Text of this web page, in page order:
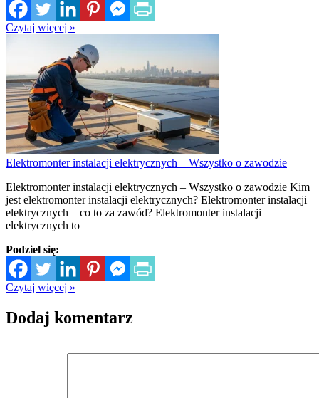
Czytaj więcej »
Elektromonter instalacji elektrycznych – Wszystko o zawodzie
Elektromonter instalacji elektrycznych – Wszystko o zawodzie Kim
jest elektromonter instalacji elektrycznych? Elektromonter instalacji
elektrycznych – co to za zawód? Elektromonter instalacji
elektrycznych to
Podziel się:
Czytaj więcej »
Dodaj komentarz